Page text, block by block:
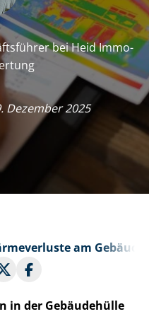
bei Heid Im­mo­
Dezember 2025
am
in der Gebäudehülle